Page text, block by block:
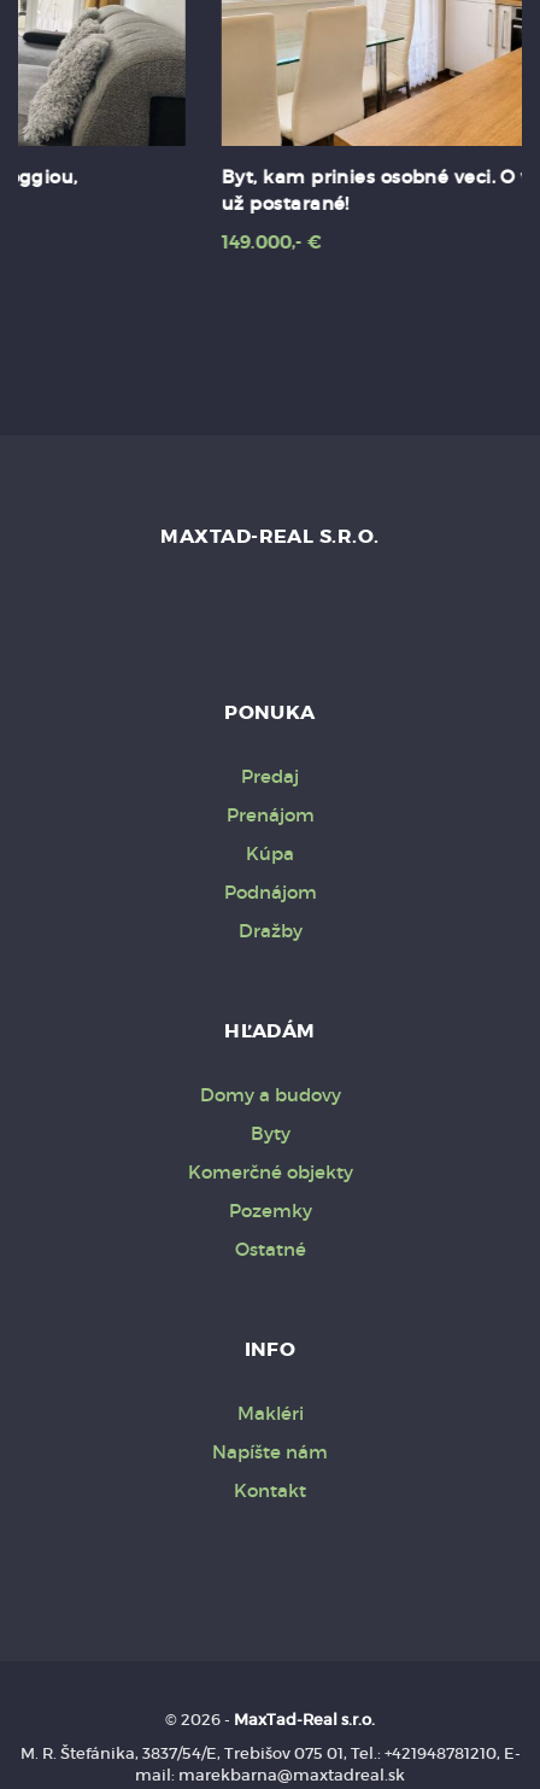
Byt, kam prinies osobné veci. O všetko ostatné je
MAXTAD-REAL S.R.O.
PONUKA
Predaj
Prenájom
Kúpa
Podnájom
Dražby
HĽADÁM
Domy a budovy
Byty
Komerčné objekty
Pozemky
Ostatné
INFO
Makléri
Napíšte nám
Kontakt
© 2026 - MaxTad-Real s.r.o.
M. R. Štefánika, 3837/54/E, Trebišov 075 01, Tel.: +421948781210, E-
mail: marekbarna@maxtadreal.sk